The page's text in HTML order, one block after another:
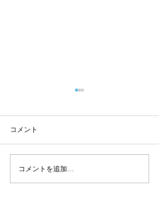
組合だより７月号を発行
いたしました
コメント
コメントを追加…